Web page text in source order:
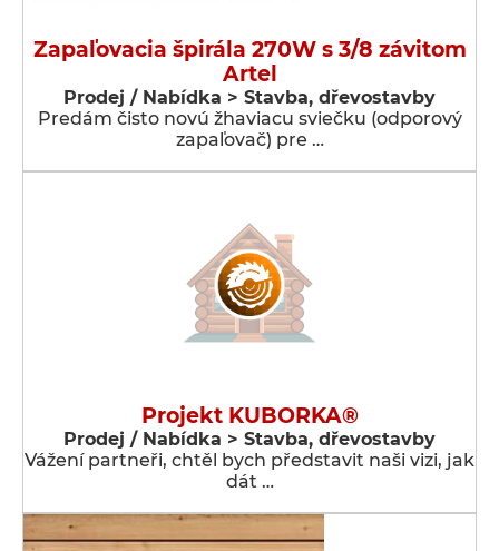
Zapaľovacia špirála 270W s 3/8 závitom
Artel
Prodej / Nabídka > Stavba, dřevostavby
Predám čisto novú žhaviacu sviečku (odporový
zapaľovač) pre …
Projekt KUBORKA®
Prodej / Nabídka > Stavba, dřevostavby
Vážení partneři, chtěl bych představit naši vizi, jak
dát …